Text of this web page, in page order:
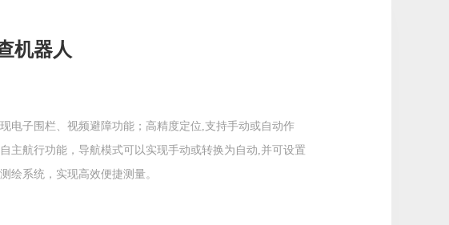
机器人
电子围栏、视频避障功能；高精度定位,支持手动或自动作
主航行功能，导航模式可以实现手动或转换为自动,并可设置
绘系统，实现高效便捷测量。